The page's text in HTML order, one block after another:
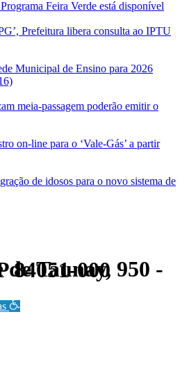
Feira Verde está disponível
Prefeitura libera consulta ao IPTU
Municipal de Ensino para 2026
meia-passagem poderão emitir o
on-line para o ‘Vale-Gás’ a partir
de idosos para o novo sistema de
Ronda - CEP 84051-000